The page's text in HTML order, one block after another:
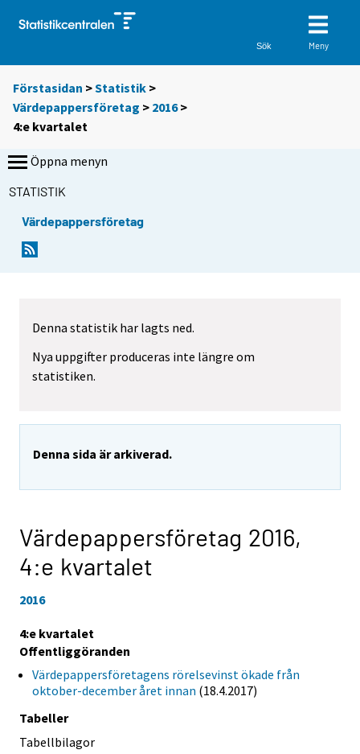
Sök Meny
Förstasidan >Statistik >
Värdepappersföretag > 2016>
4:e kvartalet
Öppna menyn
STATISTIK
Värdepappersföretag
Denna statistik har lagts ned.
Nya uppgifter produceras inte längre om
statistiken.
Denna sida är arkiverad.
Värdepappersföretag 2016,
4:e kvartalet
2016
4:e kvartalet
Offentliggöranden
Värdepappersföretagens rörelsevinst ökade från
oktober-december året innan (18.4.2017)
Tabeller
Tabellbilagor